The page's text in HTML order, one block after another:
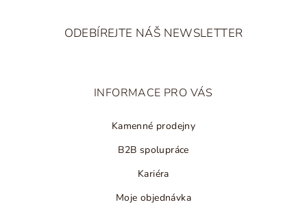
ODEBÍREJTE NÁŠ NEWSLETTER
INFORMACE PRO VÁS
Kamenné prodejny
B2B spolupráce
Kariéra
Moje objednávka